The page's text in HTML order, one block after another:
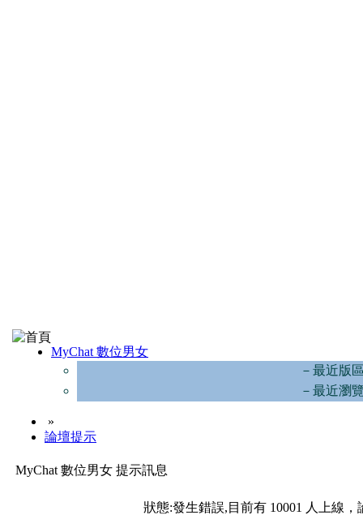
MyChat 數位男女
－最近版
－最近瀏
»
論壇提示
MyChat 數位男女 提示訊息
狀態:發生錯誤,目前有 10001 人上線